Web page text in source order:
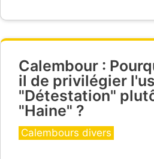
ou crève
Calembour :
il de privilégier
"Détestation"
"Haine" ?
Catégories
Calembours divers